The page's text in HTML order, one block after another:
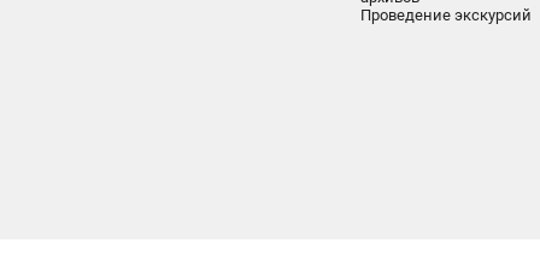
Проведение экскурсий